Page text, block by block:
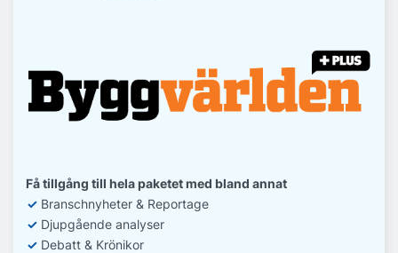
Få tillgång till hela paketet med bland annat
✓ Branschnyheter & Reportage
✓ Djupgående analyser
✓ Debatt & Krönikor